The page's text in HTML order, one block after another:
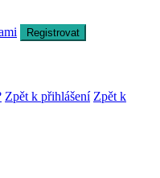
Registrovat
Zpět k přihlášení Zpět k